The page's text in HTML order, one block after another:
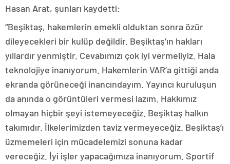
Hasan Arat, şunları kaydetti:
“Beşiktaş, hakemlerin emekli olduktan sonra özür
dileyecekleri bir kulüp değildir. Beşiktaş’ın hakları
yıllardır yenmiştir. Cevabımızı çok iyi vermeliyiz. Hala
teknolojiye inanıyorum. Hakemlerin VAR’a gittiği anda
ekranda görüneceği inancındayım. Yayıncı kuruluşun
da anında o görüntüleri vermesi lazım. Hakkımız
olmayan hiçbir şeyi istemeyeceğiz. Beşiktaş halkın
takımıdır. İlkelerimizden taviz vermeyeceğiz. Beşiktaş’ı
üzmemeleri için mücadelemizi sonuna kadar
vereceğiz. İyi işler yapacağımıza inanıyorum. Sportif